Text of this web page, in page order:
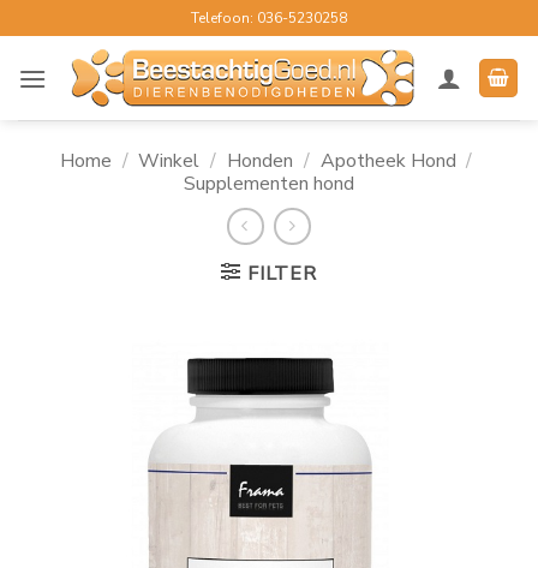
naar
inhoud
Telefoon: 036-5230258
Home / Winkel / Honden / Apotheek Hond /
Supplementen hond
FILTER